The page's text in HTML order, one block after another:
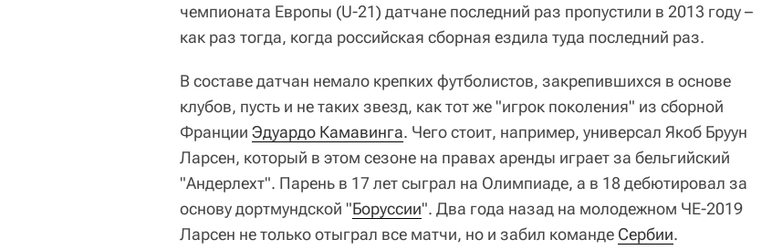
чемпионата Европы (U-21) датчане последний раз пропустили в 2013 году –
как раз тогда, когда российская сборная ездила туда последний раз.
В составе датчан немало крепких футболистов, закрепившихся в основе
клубов, пусть и не таких звезд, как тот же "игрок поколения" из сборной
Франции Эдуардо Камавинга. Чего стоит, например, универсал Якоб Бруун
Ларсен, который в этом сезоне на правах аренды играет за бельгийский
"Андерлехт". Парень в 17 лет сыграл на Олимпиаде, а в 18 дебютировал за
основу дортмундской "Боруссии". Два года назад на молодежном ЧЕ-2019
Ларсен не только отыграл все матчи, но и забил команде Сербии.